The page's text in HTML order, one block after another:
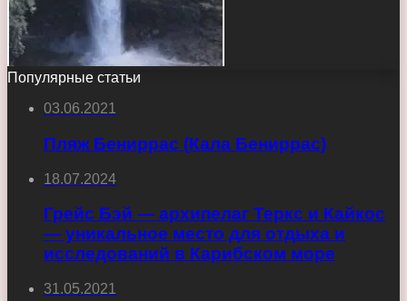
Популярные статьи
03.06.2021
Пляж Бениррас (Кала Бениррас)
18.07.2024
Грейс Бэй — архипелаг Теркс и Кайкос
— уникальное место для отдыха и
исследований в Карибском море
31.05.2021